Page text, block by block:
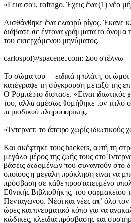
«Γεια σου, rofrago. Έχεις ένα (1) νέο
Αισθάνθηκε ένα ελαφρύ ρίγος. Έκανε
διάβασε σε έντονα γράμματα το όνομα
του εισερχόμενου μηνύματος.
carlospol@spacenet.com: Σου στέλνω
Το σώμα του —ειδικά η πλάτη, οι ώμοι
κατέγραψε τη σύγκρουση μεταξύ της
Ο Ρομπέρτο δίστασε. «Είναι ιδιωτικός
του, αλλά αμέσως θυμήθηκε τον τίτλο
περιοδικού πληροφορικής:
«Ίντερνετ: το άπειρο χωρίς ιδιωτικούς
Και σκέφτηκε τους hackers, αυτή τη
μεγάλο μέρος της ζωής τους στο
βάσεις δεδομένων που συναντούν στο
οποίους η μεγάλη πρόκληση είναι να
πρόσβαση σε κάθε προστατευμένο
Εθνικής Βιβλιοθήκης, του φαρμακείου
Πενταγώνου. Νέοι και νέες απʼ όλο
ώρες και πνευματικό κόπο για να
κώδικες, κλειδιά πρόσβασης και